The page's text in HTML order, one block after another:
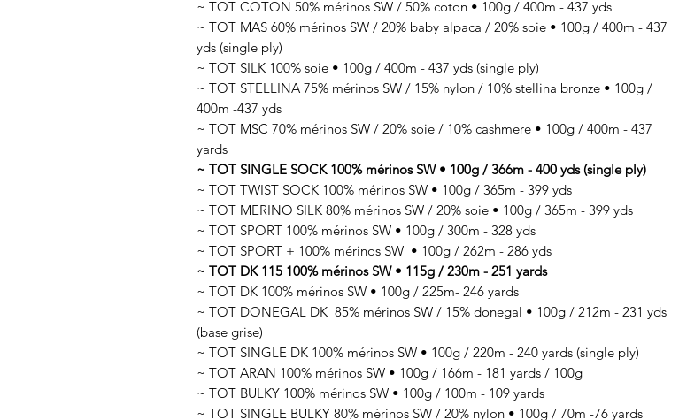
~ TOT COTON 50% mérinos SW / 50% coton • 100g / 400m - 437 yds
~ TOT MAS 60% mérinos SW / 20% baby alpaca / 20% soie • 100g / 400m - 437
yds (single ply)
~ TOT SILK 100% soie • 100g / 400m - 437 yds (single ply)
~ TOT STELLINA 75% mérinos SW / 15% nylon / 10% stellina bronze • 100g /
400m -437 yds
~ TOT MSC 70% mérinos SW / 20% soie / 10% cashmere • 100g / 400m - 437
yards
~ TOT SINGLE SOCK 100% mérinos SW • 100g / 366m - 400 yds (single ply)
~ TOT TWIST SOCK 100% mérinos SW • 100g / 365m - 399 yds
~ TOT MERINO SILK 80% mérinos SW / 20% soie • 100g / 365m - 399 yds
~ TOT SPORT 100% mérinos SW • 100g / 300m - 328 yds
~ TOT SPORT + 100% mérinos SW • 100g / 262m - 286 yds
~ TOT DK 115 100% mérinos SW • 115g / 230m - 251 yards
~ TOT DK 100% mérinos SW • 100g / 225m- 246 yards
~ TOT DONEGAL DK 85% mérinos SW / 15% donegal • 100g / 212m - 231 yds
(base grise)
~ TOT SINGLE DK 100% mérinos SW • 100g / 220m - 240 yards (single ply)
~ TOT ARAN 100% mérinos SW • 100g / 166m - 181 yards / 100g
~ TOT BULKY 100% mérinos SW • 100g / 100m - 109 yards
~ TOT SINGLE BULKY 80% mérinos SW / 20% nylon • 100g / 70m -76 yards